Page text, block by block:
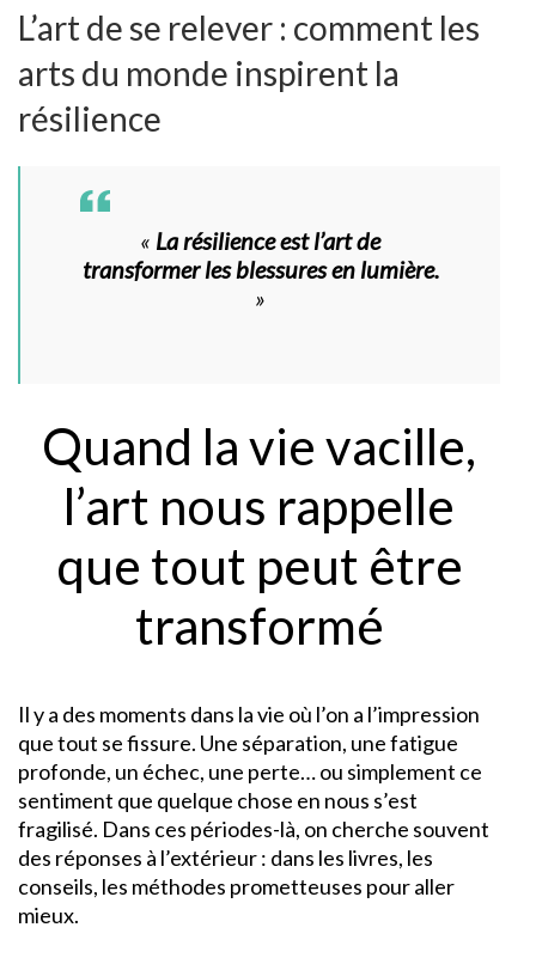
L’art de se relever : comment les
arts du monde inspirent la
résilience
« La résilience est l’art de
transformer les blessures en lumière.
»
Quand la vie vacille,
l’art nous rappelle
que tout peut être
transformé
Il y a des moments dans la vie où l’on a l’impression
que tout se fissure. Une séparation, une fatigue
profonde, un échec, une perte… ou simplement ce
sentiment que quelque chose en nous s’est
fragilisé. Dans ces périodes-là, on cherche souvent
des réponses à l’extérieur : dans les livres, les
conseils, les méthodes prometteuses pour aller
mieux.